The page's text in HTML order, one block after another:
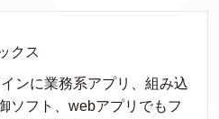
クス
ンに業務系アプリ、組み込
ソフト、webアプリでもフ